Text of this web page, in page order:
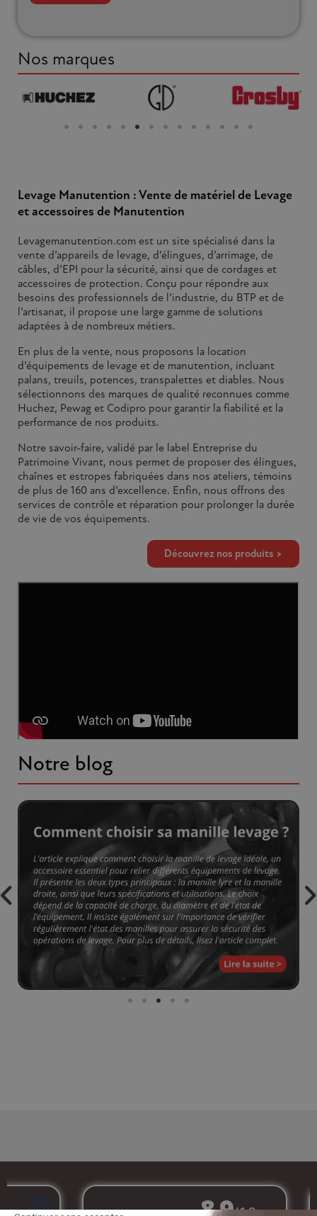
Nos marques
Levage Manutention : Vente de matériel de Levage
et accessoires de Manutention
Levagemanutention.com est un site spécialisé dans la
vente d’appareils de levage, d’élingues, d’arrimage, de
câbles, d’EPI pour la sécurité, ainsi que de cordages et
accessoires de protection. Conçu pour répondre aux
besoins des professionnels de l’industrie, du BTP et de
l’artisanat, il propose une large gamme de solutions
adaptées à de nombreux métiers.
En plus de la vente, nous proposons la location
d’équipements de levage et de manutention, incluant
palans, treuils, potences, transpalettes et diables. Nous
sélectionnons des marques de qualité reconnues comme
Huchez, Pewag et Codipro pour garantir la fiabilité et la
performance de nos produits.
Notre savoir-faire, validé par le label Entreprise du
Patrimoine Vivant, nous permet de proposer des élingues,
chaînes et estropes fabriquées dans nos ateliers, témoins
de plus de 160 ans d’excellence. Enfin, nous offrons des
services de contrôle et réparation pour prolonger la durée
de vie de vos équipements.
Découvrez nos produits >
Notre blog